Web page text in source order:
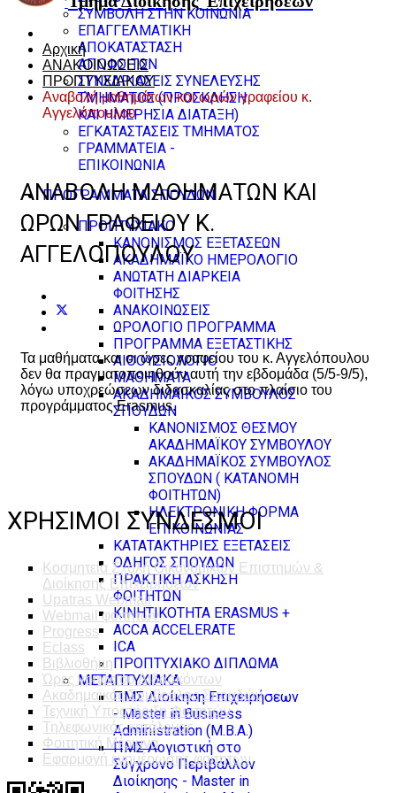
ΣΥΜΒΟΛΗ ΣΤΗΝ ΚΟΙΝΩΝΙΑ
ΕΠΑΓΓΕΛΜΑΤΙΚΗ
ΑΠΟΚΑΤΑΣΤΑΣΗ
ΑΠΟΦΟΙΤΩΝ
ΣΥΝΕΔΡΙΑΣΕΙΣ ΣΥΝΕΛΕΥΣΗΣ
ΤΜΗΜΑΤΟΣ (ΠΡΟΣΚΛΗΣΗ
ΚΑΙ ΗΜΕΡΗΣΙΑ ΔΙΑΤΑΞΗ)
ΕΓΚΑΤΑΣΤΑΣΕΙΣ ΤΜΗΜΑΤΟΣ
ΓΡΑΜΜΑΤΕΙΑ -
ΕΠΙΚΟΙΝΩΝΙΑ
ΠΡΟΓΡΑΜΜΑΤΑ ΣΠΟΥΔΩΝ
ΠΡΟΠΤΥΧΙΑΚΟ
ΚΑΝΟΝΙΣΜΟΣ ΕΞΕΤΑΣΕΩΝ
ΑΚΑΔΗΜΑΪΚΟ ΗΜΕΡΟΛΟΓΙΟ
ΑΝΩΤΑΤΗ ΔΙΑΡΚΕΙΑ
ΦΟΙΤΗΣΗΣ
ΑΝΑΚΟΙΝΩΣΕΙΣ
ΩΡΟΛΟΓΙΟ ΠΡΟΓΡΑΜΜΑ
ΠΡΟΓΡΑΜΜΑ ΕΞΕΤΑΣΤΙΚΗΣ
ΑΙΘΟΥΣΙΟΛΟΓΙΟ
ΜΑΘΗΜΑΤΑ
ΑΚΑΔΗΜΑΪΚΟΣ ΣΥΜΒΟΥΛΟΣ
ΣΠΟΥΔΩΝ
ΚΑΝΟΝΙΣΜΟΣ ΘΕΣΜΟΥ
ΑΚΑΔΗΜΑΪΚΟΥ ΣΥΜΒΟΥΛΟΥ
ΑΚΑΔΗΜΑΪΚΟΣ ΣΥΜΒΟΥΛΟΣ
ΣΠΟΥΔΩΝ ( ΚΑΤΑΝΟΜΗ
ΦΟΙΤΗΤΩΝ)
ΗΛΕΚΤΡΟΝΙΚΗ ΦΟΡΜΑ
ΕΠΙΚΟΙΝΩΝΙΑΣ
ΚΑΤΑΤΑΚΤΗΡΙΕΣ ΕΞΕΤΑΣΕΙΣ
ΟΔΗΓΟΣ ΣΠΟΥΔΩΝ
ΠΡΑΚΤΙΚΗ ΑΣΚΗΣΗ
ΦΟΙΤΗΤΩΝ
ΚΙΝΗΤΙΚΟΤΗΤΑ ERASMUS +
ACCA ACCELERATE
ICA
ΠΡΟΠΤΥΧΙΑΚΟ ΔΙΠΛΩΜΑ
ΜΕΤΑΠΤΥΧΙΑΚΑ
ΠΜΣ Διοίκηση Επιχειρήσεων
- Master in Business
Administration (M.B.A.)
ΠΜΣ Λογιστική στο
Σύγχρονο Περιβάλλον
Διοίκησης - Master in
Αρχική
ΑΝΑΚΟΙΝΩΣΕΙΣ
ΠΡΟΠΤΥΧΙΑΚΟΥ
Αναβολή μαθημάτων και ωρών γραφείου κ.
Αγγελόπουλου
ΑΝΑΒΟΛΉ ΜΑΘΗΜΆΤΩΝ ΚΑΙ
ΩΡΏΝ ΓΡΑΦΕΊΟΥ Κ.
ΑΓΓΕΛΌΠΟΥΛΟΥ
Τα μαθήματα και οι ώρες γραφείου του κ. Αγγελόπουλου
δεν θα πραγματοποιηθούν αυτή την εβδομάδα (5/5-9/5),
λόγω υποχρεώσεων διδασκαλίας στο πλαίσιο του
προγράμματος Erasmus.
ΧΡΗΣΙΜΟΙ ΣΥΝΔΕΣΜΟΙ
Κοσμητεία Σχολή Οικονομικών Επιστημών &
Διοίκησης Επιχειρήσεων
Upatras Webmail
Webmail φοιτητών
Progress
Eclass
Βιβλιοθήκη
Ώρες γραφείου Διδασκόντων
Ακαδημαϊκός Σύμβουλος Σπουδών
Τεχνική Υποστήριξη Φοιτητών
Τηλεφωνικός κατάλογος
Φοιτητική Μέριμνα
Εφαρμογή ενημέρωσης φοιτητών